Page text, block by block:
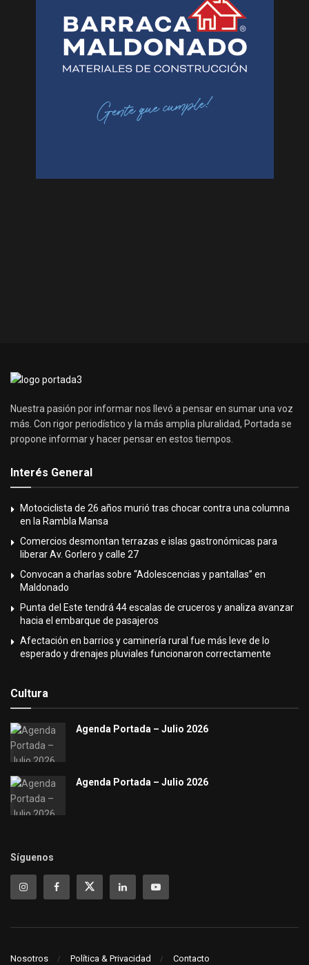
Nuestra pasión por informar nos llevó a pensar en sumar una voz
más. Con rigor periodístico y la más amplia pluralidad, Portada se
propone informar y hacer pensar en estos tiempos.
Interés General
Motociclista de 26 años murió tras chocar contra una columna
en la Rambla Mansa
Comercios desmontan terrazas e islas gastronómicas para
liberar Av. Gorlero y calle 27
Convocan a charlas sobre “Adolescencias y pantallas” en
Maldonado
Punta del Este tendrá 44 escalas de cruceros y analiza avanzar
hacia el embarque de pasajeros
Afectación en barrios y caminería rural fue más leve de lo
esperado y drenajes pluviales funcionaron correctamente
Cultura
Agenda Portada – Julio 2026
Agenda Portada – Julio 2026
Síguenos
Nosotros Política & Privacidad Contacto